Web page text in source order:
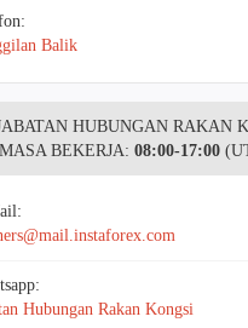
Balik
HUBUNGAN RAKAN
MASA BEKERJA: 08:00-17:00
Hubungan Rakan Kongsi